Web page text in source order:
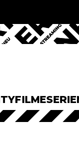
FILME